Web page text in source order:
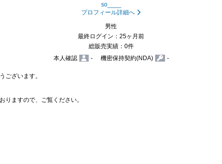
so____
プロフィール詳細へ
男性
最終ログイン：25ヶ月前
総販売実績：0件
本人確認
- 機密保持契約(NDA) -
ございます。
りますので、ご覧ください。